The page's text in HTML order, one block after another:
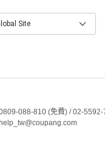
Site
088-810 (免費) / 02-